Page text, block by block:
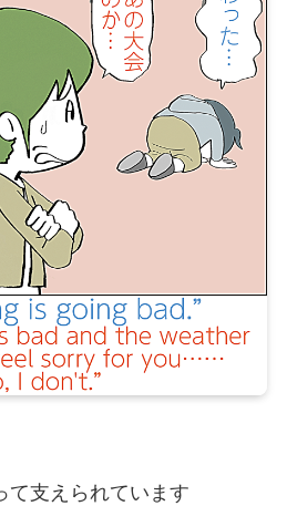
支えられています